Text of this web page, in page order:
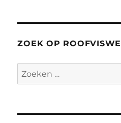
ZOEK OP
Zoeken
naar: